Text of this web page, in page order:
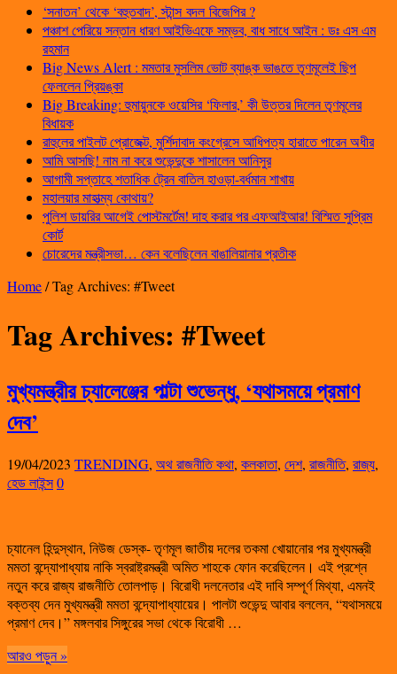
‘সনাতন’ থেকে ‘বহুতবাদ’, স্টান্স বদল বিজেপির ?
পঞ্চাশ পেরিয়ে সন্তান ধারণ আইভিএফে সম্ভব, বাধ সাধে আইন : ডঃ এস এম
রহমান
Big News Alert : মমতার মুসলিম ভোট ব্যাঙ্ক ভাঙতে তৃণমূলেই ছিপ
ফেললেন প্রিয়ঙ্কা
Big Breaking: হুমায়ুনকে ওয়েসির ‘ফিলার,’ কী উত্তর দিলেন তৃণমূলের
বিধায়ক
রাহুলের পাইলট প্রোজেক্ট, মুর্শিদাবাদ কংগ্রেসে আধিপত্য হারাতে পারেন অধীর
আমি আসছি! নাম না করে শুভেন্দুকে শাসালেন আনিসুর
আগামী সপ্তাহে শতাধিক ট্রেন বাতিল হাওড়া-বর্ধমান শাখায়
মহালয়ার মাহাত্ম্য কোথায়?
পুলিশ ডায়রির আগেই পোস্টমর্টেম! দাহ করার পর এফআইআর! বিস্মিত সুপ্রিম
কোর্ট
চোরেদের মন্ত্রীসভা… কেন বলেছিলেন বাঙালিয়ানার প্রতীক
Home/Tag Archives: #Tweet
Tag Archives: #Tweet
মুখ্যমন্ত্রীর চ্যালেঞ্জের পাল্টা শুভেন্ধু, ‘যথাসময়ে প্রমাণ
দেব’
19/04/2023 TRENDING, অথ রাজনীতি কথা, কলকাতা, দেশ, রাজনীতি, রাজ্য,
হেড লাইন্স0
চ্যানেল হিন্দুস্থান, নিউজ ডেস্ক- তৃণমূল জাতীয় দলের তকমা খোয়ানোর পর মুখ্যমন্ত্রী
মমতা বন্দ্যোপাধ্যায় নাকি স্বরাষ্ট্রমন্ত্রী অমিত শাহকে ফোন করেছিলেন। এই প্রশ্নে
নতুন করে রাজ্য রাজনীতি তোলপাড়। বিরোধী দলনেতার এই দাবি সম্পূর্ণ মিথ্যা, এমনই
বক্তব্য দেন মুখ্যমন্ত্রী মমতা বন্দ্যোপাধ্যায়ের। পালটা শুভেন্দু আবার বললেন, “যথাসময়ে
প্রমাণ দেব।” মঙ্গলবার সিঙ্গুরের সভা থেকে বিরোধী …
আরও পড়ুন »